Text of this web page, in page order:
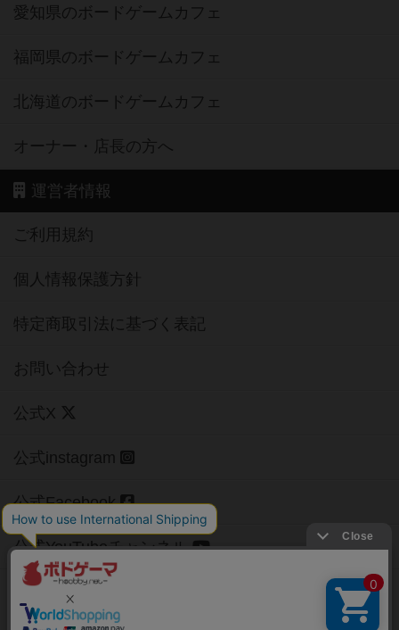
愛知県のボードゲームカフェ
福岡県のボードゲームカフェ
北海道のボードゲームカフェ
オーナー・店長の方へ
運営者情報
ご利用規約
個人情報保護方針
特定商取引法に基づく表記
お問い合わせ
公式X
公式instagram
公式Facebook
公式YouTubeチャンネル